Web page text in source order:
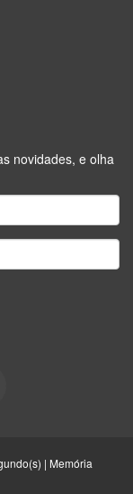
novidades, e olha
| Memória